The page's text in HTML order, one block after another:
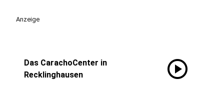
Anzeige
Das CarachoCenter in
Recklinghausen
play_circle